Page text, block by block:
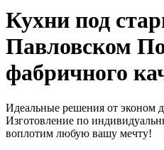
Кухни под
Павловском
фабричного
Идеальные решения от эконом
Изготовление по
воплотим любую вашу мечту!